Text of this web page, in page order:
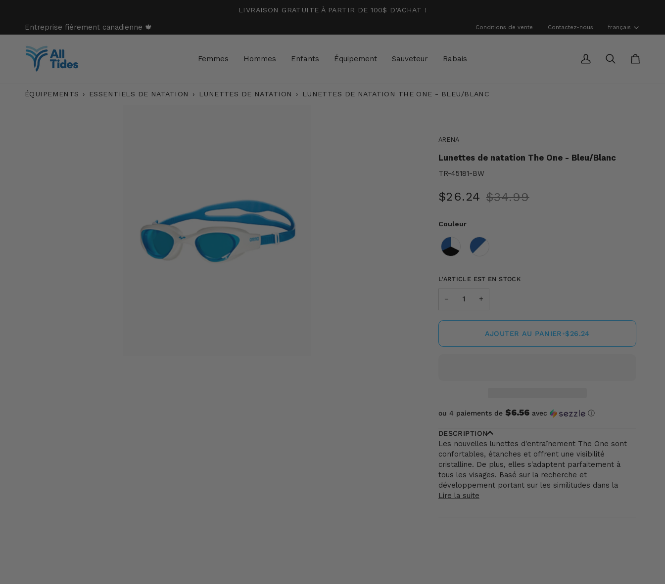
contenu
LIVRAISON GRATUITE À PARTIR DE 100$ D'ACHAT !
Entreprise fièrement canadienne 🍁 Conditions de vente Contactez-nous Langue
français
Femmes Hommes Enfants Équipement Sauveteur Rabais
Mon
RecherchePanier
ÉQUIPEMENTS › ESSENTIELS DE NATATION › LUNETTES DE NATATION › LUNETTES DE NATATION THE ONE - BLEU/BLANC
ARENA
Lunettes de natation The One - Bleu/Blanc
TR-45181-BW
$26.24 $34.99
Couleur
L'ARTICLE EST EN STOCK
− +
AJOUTER AU PANIER•$26.24
ou 4 paiements de $6.56avec ⓘ
DESCRIPTION
Les nouvelles lunettes d'entraînement The One sont
confortables, étanches et offrent une visibilité
cristalline. De plus, elles s'adaptent parfaitement à
tous les visages. Basé sur la recherche et
développement portant sur les similitudes dans la
Lire la suite